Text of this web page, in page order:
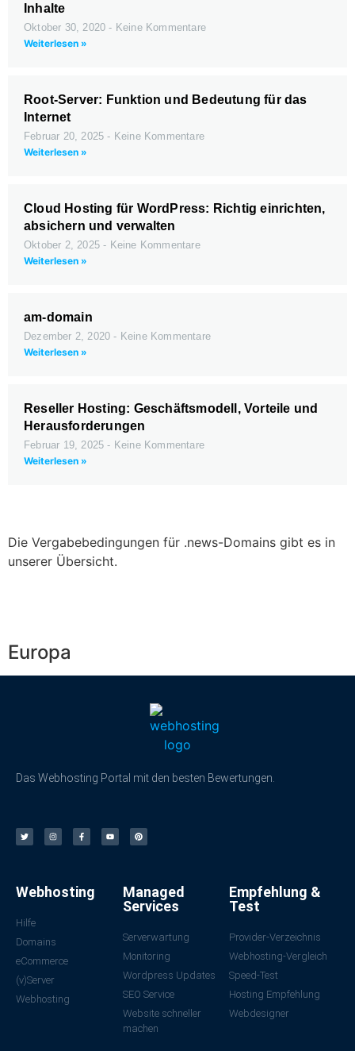
Inhalte
Oktober 30, 2020
Keine Kommentare
Weiterlesen »
Root-Server: Funktion und Bedeutung für das
Internet
Februar 20, 2025
Keine Kommentare
Weiterlesen »
Cloud Hosting für WordPress: Richtig einrichten,
absichern und verwalten
Oktober 2, 2025
Keine Kommentare
Weiterlesen »
am-domain
Dezember 2, 2020
Keine Kommentare
Weiterlesen »
Reseller Hosting: Geschäftsmodell, Vorteile und
Herausforderungen
Februar 19, 2025
Keine Kommentare
Weiterlesen »
Die Vergabebedingungen für .news-Domains gibt es in
unserer Übersicht.
Europa
Das Webhosting Portal mit den besten Bewertungen.
Webhosting
Hilfe
Domains
eCommerce
(v)Server
Webhosting
Managed
Services
Serverwartung
Monitoring
Wordpress Updates
SEO Service
Website schneller
machen
Empfehlung &
Test
Provider-Verzeichnis
Webhosting-Vergleich
Speed-Test
Hosting Empfehlung
Webdesigner